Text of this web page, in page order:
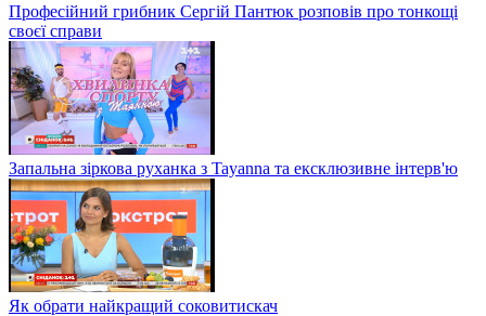
Професійний грибник Сергій Пантюк розповів про тонкощі
своєї справи
Запальна зіркова руханка з Tayanna та ексклюзивне інтерв'ю
Як обрати найкращий соковитискач